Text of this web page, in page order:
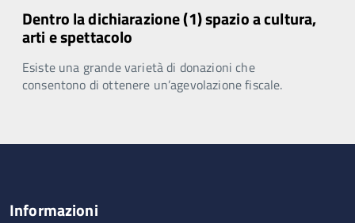
Dentro la dichiarazione (1) spazio a cultura,
arti e spettacolo
Esiste una grande varietà di donazioni che
consentono di ottenere un’agevolazione fiscale.
Informazioni